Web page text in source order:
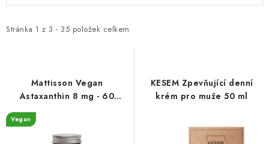
i
d
u
Stránka 1 z 3 - 35 položek celkem
e
o
d
Mattisson Vegan
Astaxanthin 8 mg - 60
Vegan
KESEM Zpevňující denní
krém pro muže 50 ml